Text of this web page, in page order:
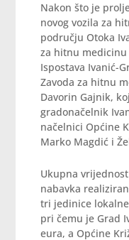
Nakon što je
novog vozila za
području Otoka
za hitnu medicinu
Ispostava Ivanić-
Zavoda za hitnu
Davorin Gajnik,
gradonačelnik
načelnici Općine
Marko Magdić i
Ukupna
nabavka
tri jedinice
pri čemu je Grad
eura, a Općine